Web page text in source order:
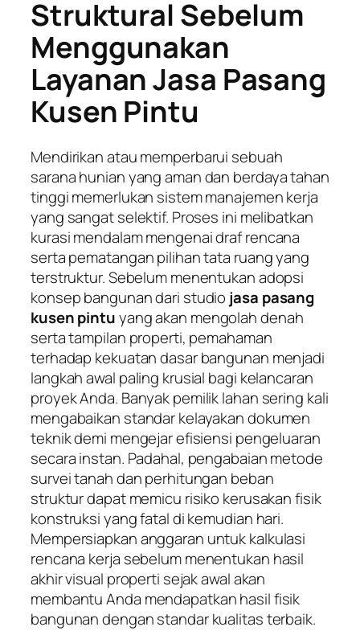
Struktural Sebelum
Menggunakan
Layanan Jasa Pasang
Kusen Pintu
Mendirikan atau memperbarui sebuah
sarana hunian yang aman dan berdaya tahan
tinggi memerlukan sistem manajemen kerja
yang sangat selektif. Proses ini melibatkan
kurasi mendalam mengenai draf rencana
serta pematangan pilihan tata ruang yang
terstruktur. Sebelum menentukan adopsi
konsep bangunan dari studio jasa pasang
kusen pintuyang akan mengolah denah
serta tampilan properti, pemahaman
terhadap kekuatan dasar bangunan menjadi
langkah awal paling krusial bagi kelancaran
proyek Anda. Banyak pemilik lahan sering kali
mengabaikan standar kelayakan dokumen
teknik demi mengejar efisiensi pengeluaran
secara instan. Padahal, pengabaian metode
survei tanah dan perhitungan beban
struktur dapat memicu risiko kerusakan fisik
konstruksi yang fatal di kemudian hari.
Mempersiapkan anggaran untuk kalkulasi
rencana kerja sebelum menentukan hasil
akhir visual properti sejak awal akan
membantu Anda mendapatkan hasil fisik
bangunan dengan standar kualitas terbaik.